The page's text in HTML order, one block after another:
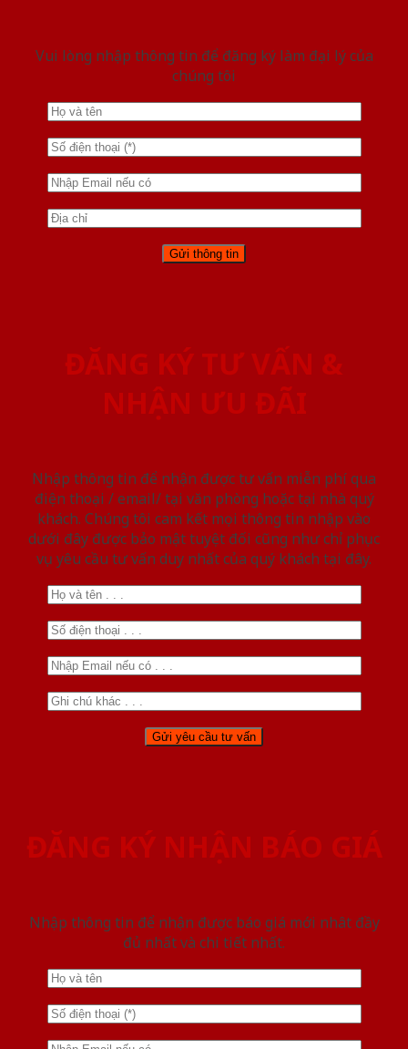
Vui lòng nhập thông tin để đăng ký làm đại lý của
chúng tôi
ĐĂNG KÝ TƯ VẤN &
NHẬN ƯU ĐÃI
Nhập thông tin để nhận được tư vấn miễn phí qua
điện thoại / email/ tại văn phòng hoặc tại nhà quý
khách. Chúng tôi cam kết mọi thông tin nhập vào
dưới đây được bảo mật tuyệt đối cũng như chỉ phục
vụ yêu cầu tư vấn duy nhất của quý khách tại đây.
ĐĂNG KÝ NHẬN BÁO GIÁ
Nhập thông tin để nhận được báo giá mới nhât đầy
đủ nhất và chi tiết nhất.